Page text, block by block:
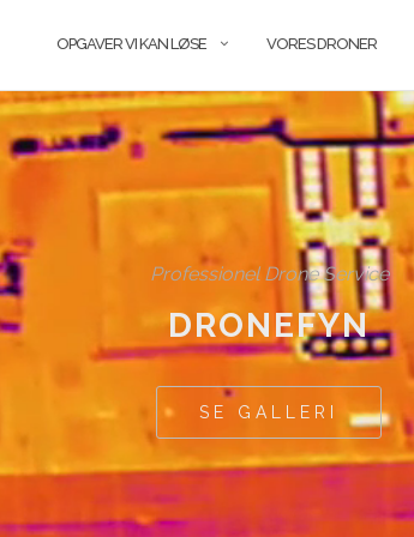
OPGAVER VI KAN LØSE VORES DRONER
Professionel Drone Service
DRONEFYN
SE GALLERI